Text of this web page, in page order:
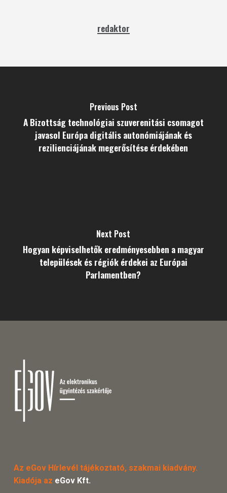
redaktor
Previous Post
A Bizottság technológiai szuverenitási csomagot
javasol Európa digitális autonómiájának és
rezilienciájának megerősítése érdekében
Next Post
Hogyan képviselhetők eredményesebben a magyar
települések és régiók érdekei az Európai
Parlamentben?
Az eGov Hírlevél tájékoztató, szakmai kiadvány.
Kiadója az eGov Kft.